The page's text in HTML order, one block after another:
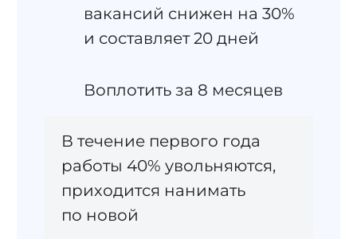
вакансий снижен на 30%
и составляет 20 дней
Воплотить за 8 месяцев
В течение первого года
работы 40% увольняются,
приходится нанимать
по новой